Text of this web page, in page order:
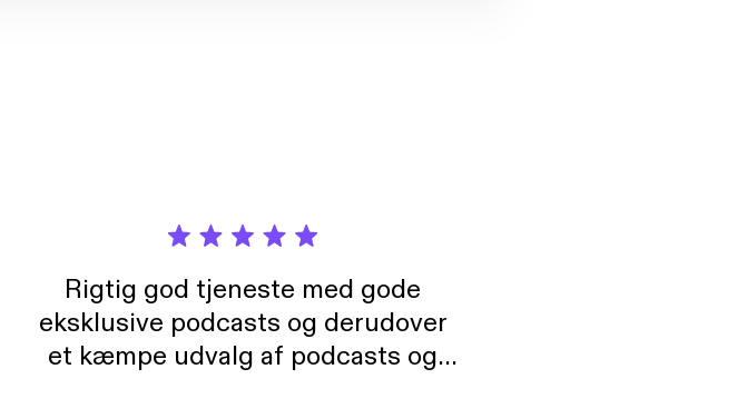
Rigtig god tjeneste med gode
eksklusive podcasts og derudover
et kæmpe udvalg af podcasts og